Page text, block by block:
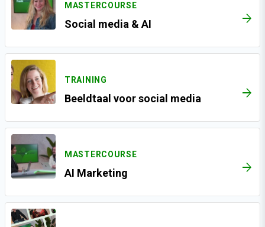
MASTERCOURSE
Social media & AI ARROW_FORWARD
TRAINING
Beeldtaal voor social media ARROW_FORWARD
MASTERCOURSE
AI Marketing ARROW_FORWARD